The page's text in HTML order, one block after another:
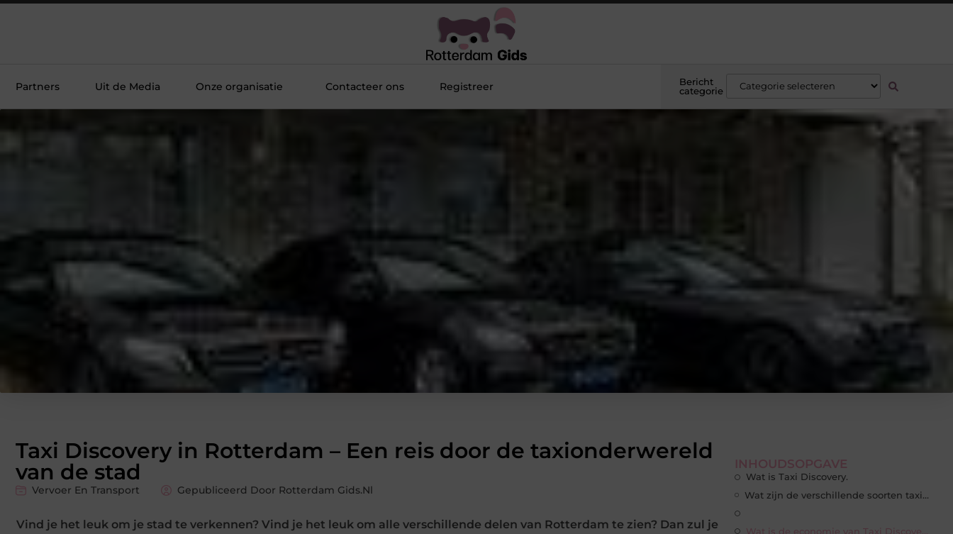
Partners Uit de Media Onze organisatie Contacteer ons Registreer
Bericht
categorie
Taxi Discovery in Rotterdam – Een reis door de taxionderwereld
van de stad
Vervoer En Transport Gepubliceerd Door Rotterdam Gids.nl
Vind je het leuk om je stad te verkennen? Vind je het leuk om alle verschillende delen van Rotterdam te zien? Dan zul je
INHOUDSOPGAVE
Wat is Taxi Discovery.
Wat zijn de verschillende soorten taxichauffeurs.